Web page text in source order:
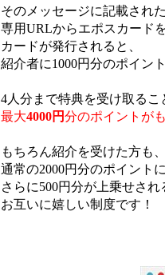
そのメッセージに記載された
専用URLからエポスカード
カードが発行されると、
紹介者に1000円分のポイン
4人分まで特典を受け取るこ
最大4000円分のポイントが
もちろん紹介を受けた方も、
通常の2000円分のポイント
さらに500円分が上乗せされ
お互いに嬉しい制度です！